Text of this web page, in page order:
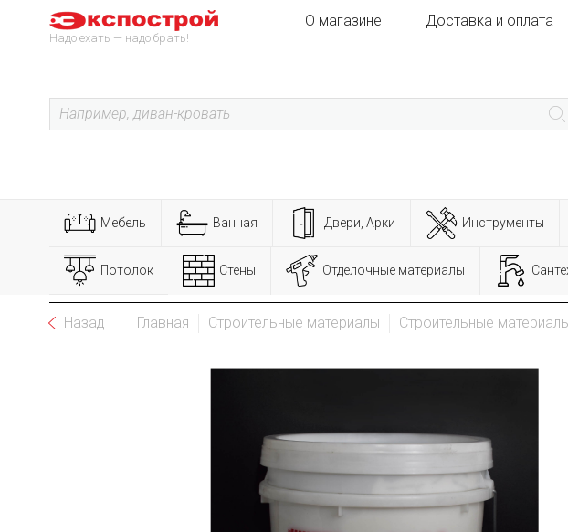
Надо ехать — надо брать!
О магазине Доставка и оплата
Мебель Ванная Двери, Арки Инструменты
Потолок Стены Отделочные материалы
Назад Главная Строительные материалы Строительные